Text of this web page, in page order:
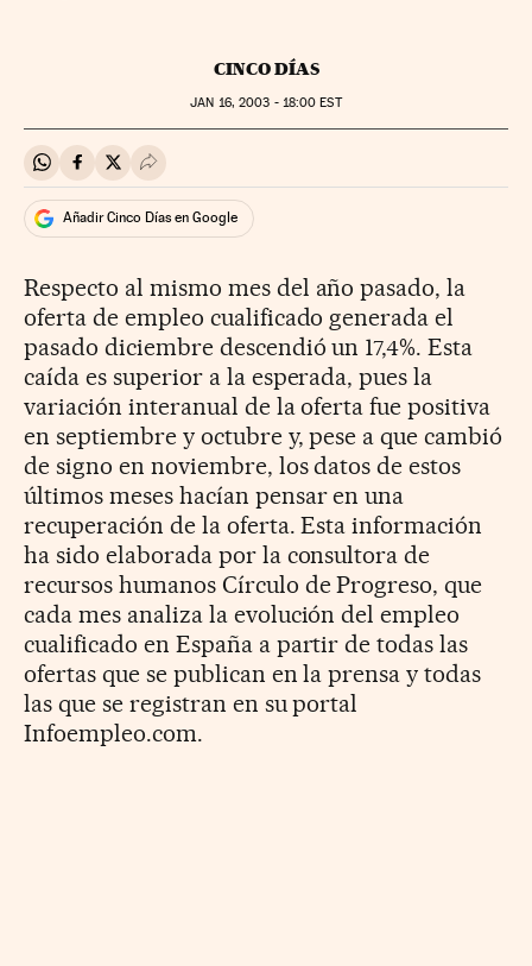
CINCO DÍAS
JAN 16, 2003 - 18:00 EST
Compartir en Whatsapp
Compartir en Facebook
Compartir en Twitter
Desplegar Redes Sociales
Añadir Cinco Días en Google
Respecto al mismo mes del año pasado, la
oferta de empleo cualificado generada el
pasado diciembre descendió un 17,4%. Esta
caída es superior a la esperada, pues la
variación interanual de la oferta fue positiva
en septiembre y octubre y, pese a que cambió
de signo en noviembre, los datos de estos
últimos meses hacían pensar en una
recuperación de la oferta. Esta información
ha sido elaborada por la consultora de
recursos humanos Círculo de Progreso, que
cada mes analiza la evolución del empleo
cualificado en España a partir de todas las
ofertas que se publican en la prensa y todas
las que se registran en su portal
Infoempleo.com.